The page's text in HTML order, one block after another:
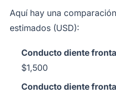
Aquí hay una
estimados (USD):
Conducto diente
$1,500
Conducto diente